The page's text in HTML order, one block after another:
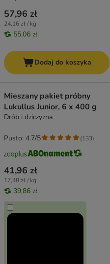
57,96 zł
24,16 zł / kg
55,06 zł
Dodaj do koszyka
Mieszany pakiet próbny
Lukullus Junior, 6 x 400 g
Drób i dziczyzna
41,96 zł
17,48 zł / kg
39,86 zł
Pusto: 4.7/5 (133)